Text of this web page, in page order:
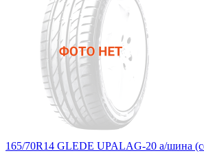
165/70R14 GLEDE UPALAG-20 а/шина